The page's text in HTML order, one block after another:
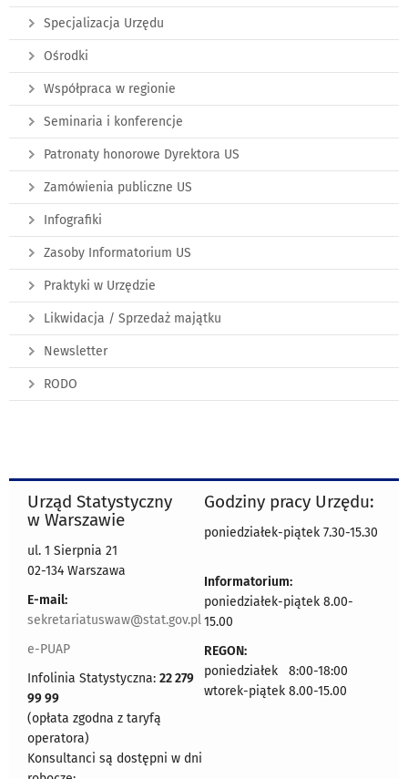
Specjalizacja Urzędu
Ośrodki
Współpraca w regionie
Seminaria i konferencje
Patronaty honorowe Dyrektora US
Zamówienia publiczne US
Infografiki
Zasoby Informatorium US
Praktyki w Urzędzie
Likwidacja / Sprzedaż majątku
Newsletter
RODO
Urząd Statystyczny
w Warszawie
ul. 1 Sierpnia 21
02-134 Warszawa
E-mail:
sekretariatuswaw@stat.gov.pl
e-PUAP
Infolinia Statystyczna: 22 279
99 99
(opłata zgodna z taryfą
operatora)
Konsultanci są dostępni w dni
Godziny pracy Urzędu:
poniedziałek-piątek 7.30-15.30
Informatorium:
poniedziałek-piątek 8.00-
15.00
REGON:
poniedziałek 8:00-18:00
wtorek-piątek 8.00-15.00